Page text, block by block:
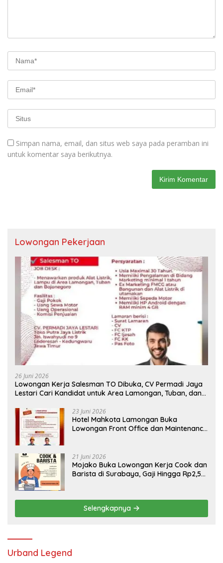
Simpan nama, email, dan situs web saya pada peramban ini
untuk komentar saya berikutnya.
Lowongan Pekerjaan
26 Juni 2026
Lowongan Kerja Salesman TO Dibuka, CV Permadi Jaya
Lestari Cari Kandidat untuk Area Lamongan, Tuban, dan
23 Juni 2026
Hotel Mahkota Lamongan Buka
Lowongan Front Office dan Maintenance
21 Juni 2026
Mojako Buka Lowongan Kerja Cook dan
Barista di Surabaya, Gaji Hingga Rp2,5
Selengkapnya
Urband Legend